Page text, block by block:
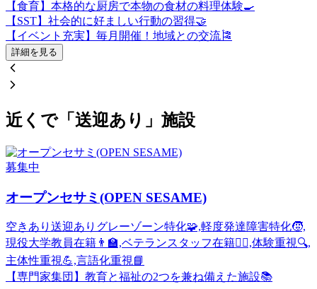
【食育】本格的な厨房で本物の食材の料理体験🍳
【SST】社会的に好ましい行動の習得🤝
【イベント充実】毎月開催！地域との交流🎏
詳細を見る
近くで「送迎あり」施設
募集中
オープンセサミ(OPEN SESAME)
空きあり 送迎あり グレーゾーン特化🧩,軽度発達障害特化🧒,
現役大学教員在籍👨‍🏫,ベテランスタッフ在籍🧑‍⚕️,体験重視🔍,
主体性重視💪,言語化重視📘
【専門家集団】教育と福祉の2つを兼ね備えた施設📚